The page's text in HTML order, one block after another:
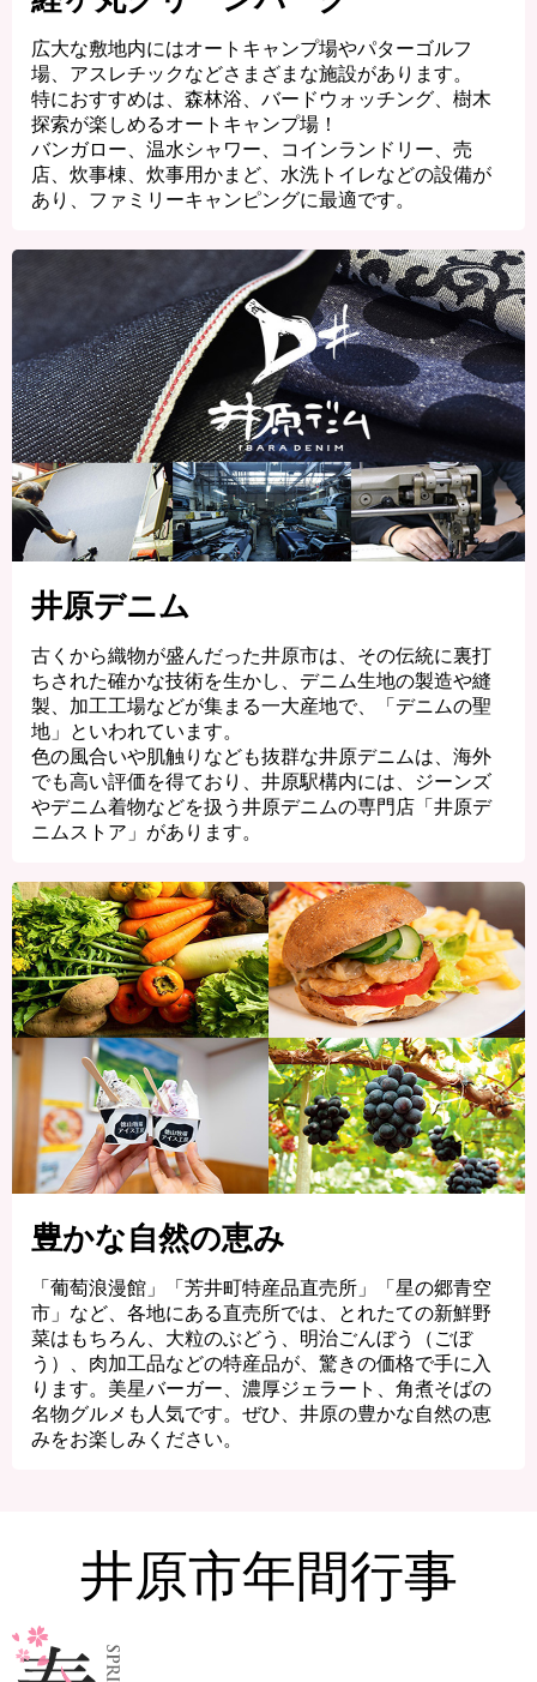
広大な敷地内にはオートキャンプ場やパターゴルフ
場、アスレチックなどさまざまな施設があります。
特におすすめは、森林浴、バードウォッチング、樹木
探索が楽しめるオートキャンプ場！
バンガロー、温水シャワー、コインランドリー、売
店、炊事棟、炊事用かまど、水洗トイレなどの設備が
あり、ファミリーキャンピングに最適です。
井原デニム
古くから織物が盛んだった井原市は、その伝統に裏打
ちされた確かな技術を生かし、デニム生地の製造や縫
製、加工工場などが集まる一大産地で、「デニムの聖
地」といわれています。
色の風合いや肌触りなども抜群な井原デニムは、海外
でも高い評価を得ており、井原駅構内には、ジーンズ
やデニム着物などを扱う井原デニムの専門店「井原デ
ニムストア」があります。
豊かな自然の恵み
「葡萄浪漫館」「芳井町特産品直売所」「星の郷青空
市」など、各地にある直売所では、とれたての新鮮野
菜はもちろん、大粒のぶどう、明治ごんぼう（ごぼ
う）、肉加工品などの特産品が、驚きの価格で手に入
ります。美星バーガー、濃厚ジェラート、角煮そばの
名物グルメも人気です。ぜひ、井原の豊かな自然の恵
みをお楽しみください。
井原市年間行事